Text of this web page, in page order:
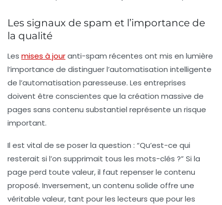
Les signaux de spam et l’importance de
la qualité
Les mises à jouranti-spam récentes ont mis en lumière
l’importance de distinguer l’automatisation intelligente
de l’automatisation paresseuse. Les entreprises
doivent être conscientes que la création massive de
pages sans contenu substantiel représente un risque
important.
Il est vital de se poser la question : “Qu’est-ce qui
resterait si l’on supprimait tous les mots-clés ?” Si la
page perd toute valeur, il faut repenser le contenu
proposé. Inversement, un contenu solide offre une
véritable valeur, tant pour les lecteurs que pour les